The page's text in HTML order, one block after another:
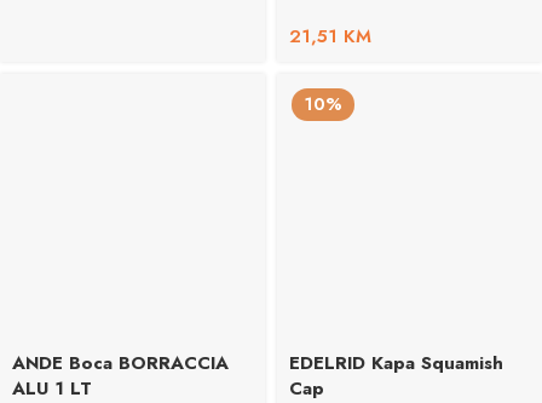
21,51 KM
ANDE Boca BORRACCIA
ALU 1 LT
10%
EDELRID Kapa Squamish
Cap